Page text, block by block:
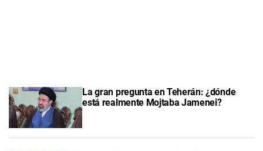
La gran pregunta en Teherán: ¿dónde
está realmente Mojtaba Jamenei?